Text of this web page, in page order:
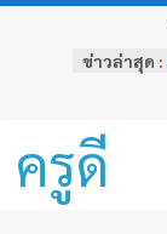
Skip
ข่าวล่าสุด :
ครูดี